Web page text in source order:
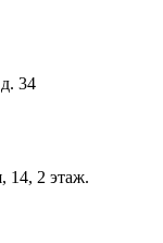
34
14, 2 этаж.